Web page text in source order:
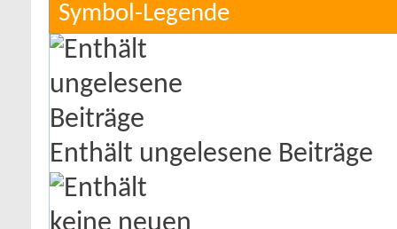
Symbol-Legende
Enthält ungelesene Beiträge